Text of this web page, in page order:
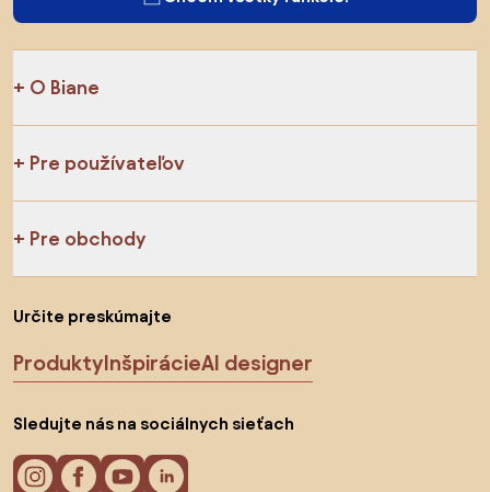
O Biane
Pre používateľov
Pre obchody
Určite preskúmajte
ProduktyInšpirácieAI designer
Sledujte nás na sociálnych sieťach